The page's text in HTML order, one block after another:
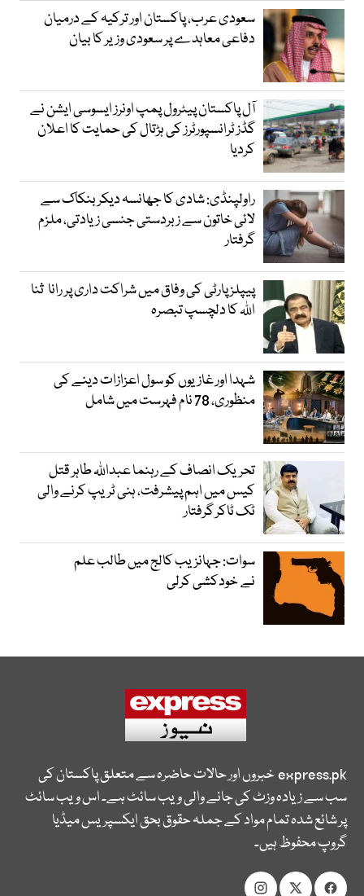
سعودی عرب، پاکستان اور ترکیہ کے درمیان
دفاعی معاہدے پر سعودی وزیر کا بیان
آل پاکستان پیٹرول پمپ اونرز ایسوسی ایشن نے
گڈز ٹرانسپورٹرز کی ہڑتال کی حمایت کا اعلان
کردیا
راولپنڈی: شادی کا جھانسہ دیکر بنکاک سے
لائی خاتون سے زبردستی جنسی زیادتی، ملزم
گرفتار
پیپلز پارٹی کی وفاق میں شراکت داری پر رانا ثنا
اللہ کا دلچسپ تبصرہ
شہدا اور غازیوں کو سول اعزازات دینے کی
منظوری، 78 نام فہرست میں شامل
تحریک انصاف کے رہنما عبداللہ طاہر قتل
کیس میں اہم پیشرفت، ہنی ٹریپ کرنے والی
ٹک ٹاکر گرفتار
سوات: جہانزیب کالج میں طالب علم
نے خودکشی کرلی
express.pkخبروں اور حالات حاضرہ سے متعلق پاکستان کی
سب سے زیادہ وزٹ کی جانے والی ویب سائٹ ہے۔ اس ویب سائٹ
پر شائع شدہ تمام مواد کے جملہ حقوق بحق ایکسپریس میڈیا
گروپ محفوظ ہیں۔